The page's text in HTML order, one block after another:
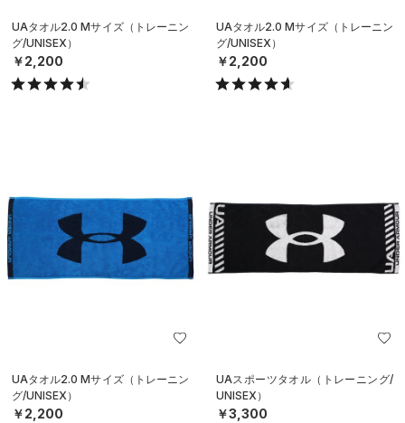
UAタオル2.0 Mサイズ（トレーニン
グ/UNISEX）
￥2,200
UAタオル2.0 Mサイズ（トレーニン
グ/UNISEX）
￥2,200
UAタオル2.0 Mサイズ（トレーニン
グ/UNISEX）
￥2,200
UAスポーツタオル（トレーニング/
UNISEX）
￥3,300